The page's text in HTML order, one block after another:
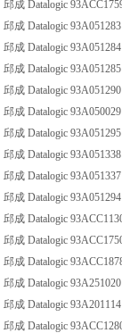
邱成 Datalogic
邱成 Datalogic
邱成 Datalogic
邱成 Datalogic
邱成 Datalogic
邱成 Datalogic
邱成 Datalogic
邱成 Datalogic
邱成 Datalogic
邱成 Datalogic
邱成 Datalogic
邱成 Datalogic
邱成 Datalogic
邱成 Datalogic
邱成 Datalogic
邱成 Datalogic